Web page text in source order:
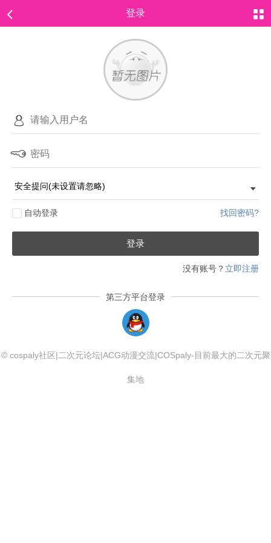
登录
自动登录 找回密码?
登录
没有账号？ 立即注册
第三方平台登录
© cospaly社区|二次元论坛|ACG动漫交流|COSpaly-目前最大的二次元聚
集地